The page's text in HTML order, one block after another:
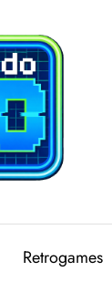
Retrogames